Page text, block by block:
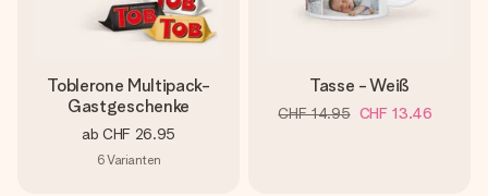
Toblerone Multipack-
Gastgeschenke
ab CHF 26.95
6Varianten
Tasse - Weiß
CHF 14.95 CHF 13.46